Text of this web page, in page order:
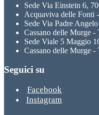
Sede Via Einstein 6,
Acquaviva delle Fonti
Sede Via Padre
Cassano delle Murge -
Sede Viale 5 Maggio
Cassano delle Murge -
Seguici su
Facebook
Instagram